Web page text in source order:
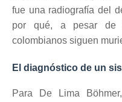
fue una radiografía del
por qué, a pesar de
colombianos siguen
El diagnóstico de un
Para De Lima